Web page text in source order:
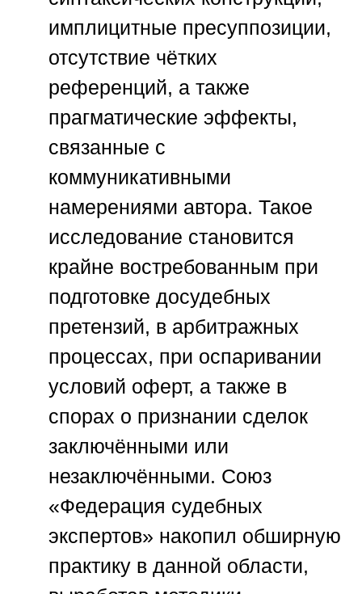
имплицитные пресуппозиции,
отсутствие чётких
референций, а также
прагматические эффекты,
связанные с
коммуникативными
намерениями автора. Такое
исследование становится
крайне востребованным при
подготовке досудебных
претензий, в арбитражных
процессах, при оспаривании
условий оферт, а также в
спорах о признании сделок
заключёнными или
незаключёнными. Союз
«Федерация судебных
экспертов» накопил обширную
практику в данной области,